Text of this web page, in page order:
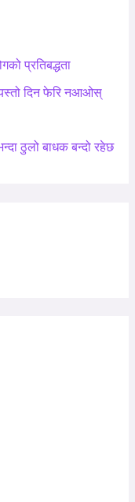
प्रतिबद्धता
यस्तो दिन फेरि नआओस्
ठुलो बाधक बन्दो रहेछ